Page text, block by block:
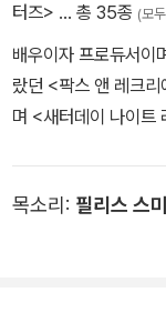
터즈> … 총 35종 (모
배우이자 프로듀서이
랐던 <팍스 앤 레크
며 <새터데이 나이
목소리: 필리스 스